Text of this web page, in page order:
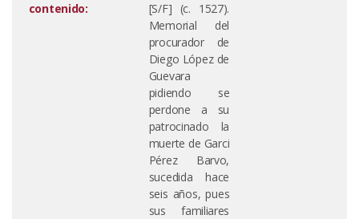
contenido:
[S/F] (c. 1527).
Memorial del
procurador de
Diego López de
Guevara
pidiendo se
perdone a su
patrocinado la
muerte de Garci
Pérez Barvo,
sucedida hace
seis años, pues
sus familiares